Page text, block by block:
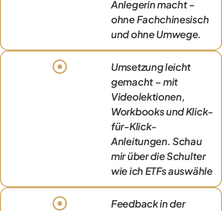
Anlegerin macht –
ohne Fachchinesisch
und ohne Umwege.
Umsetzung leicht
gemacht – mit
Videolektionen,
Workbooks und Klick-
für-Klick-
Anleitungen. Schau
mir über die Schulter
wie ich ETFs auswähle
Feedback in der